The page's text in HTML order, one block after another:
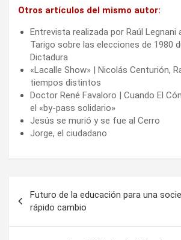
Otros artículos del mismo autor:
Entrevista realizada por Raúl Legnani
Tarigo sobre las elecciones de 1980
Dictadura
«Lacalle Show» | Nicolás Centurión,
tiempos distintos
Doctor René Favaloro | Cuando El
el «by-pass solidario»
Jesús se murió y se fue al Cerro
Jorge, el ciudadano
de
entradas
Futuro de la educación para una
rápido cambio